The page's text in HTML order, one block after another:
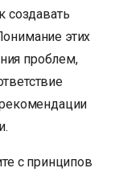
создавать
этих
проблем,
с принципов